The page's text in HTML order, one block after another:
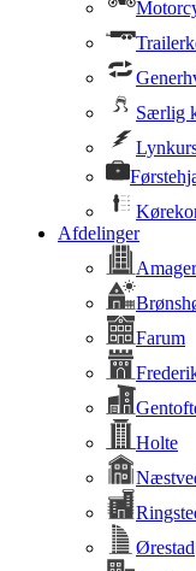
Særlig
Afdelinger
Amager
Farum
Holte
Ørestad